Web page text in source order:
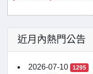
近月內熱門公告
2026-07-10 1295